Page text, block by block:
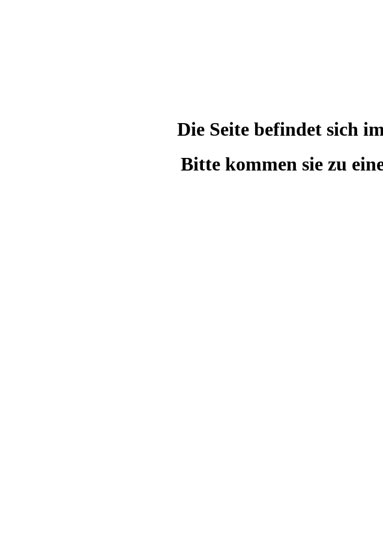
Die Seite befindet sich
Bitte kommen sie zu